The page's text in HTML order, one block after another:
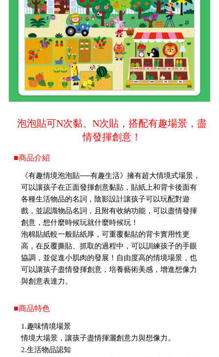
泡泡貼可N次黏、N次貼，搭配有趣場景，盡
情發揮創意！
■商品介紹
《有趣情境泡泡貼──有趣生活》擁有超大情境式場景，
可以讓孩子在正面發揮創意黏貼，貼紙上和背卡後面有
各種生活物品的名詞，陰影設計讓孩子可以玩配對遊
戲，並認識物品名詞，且附有收納功能，可以盡情發揮
創意，想什麼時候玩就什麼時候玩！
泡棉貼紙較一般貼紙厚，可重覆黏貼的背卡實用性更
高，在反覆撕貼、抓取的過程中，可以訓練孩子的手眼
協調，並促進小肌肉的發展！自由度高的情境場景，也
可以讓孩子盡情發揮創意，培養藝術美感，增進想像力
與創意表達力。
■商品特色
1.趣味情境場景
情境大場景，讓孩子盡情揮灑創意力與想像力。
2.生活物品認知